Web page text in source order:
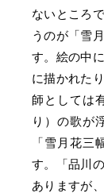
ないところ
うのが「雪
す。絵の中
に描かれた
師としては
り）の歌が
「雪月花三
す。「品川
ありますが